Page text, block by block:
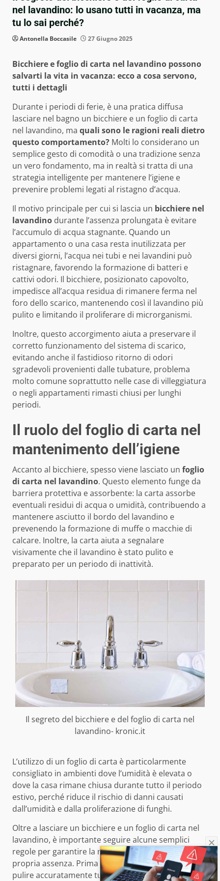
nel lavandino: lo usano tutti in vacanza, ma
tu lo sai perché?
Antonella Boccasile 27 Giugno 2025
Bicchiere e foglio di carta nel lavandino possono
salvarti la vita in vacanza: ecco a cosa servono,
tutti i dettagli
Durante i periodi di ferie, è una pratica diffusa
lasciare nel bagno un bicchiere e un foglio di carta
nel lavandino, ma quali sono le ragioni reali dietro
questo comportamento? Molti lo considerano un
semplice gesto di comodità o una tradizione senza
un vero fondamento, ma in realtà si tratta di una
strategia intelligente per mantenere l’igiene e
prevenire problemi legati al ristagno d’acqua.
Il motivo principale per cui si lascia un bicchiere nel
lavandino durante l’assenza prolungata è evitare
l’accumulo di acqua stagnante. Quando un
appartamento o una casa resta inutilizzata per
diversi giorni, l’acqua nei tubi e nei lavandini può
ristagnare, favorendo la formazione di batteri e
cattivi odori. Il bicchiere, posizionato capovolto,
impedisce all’acqua residua di rimanere ferma nel
foro dello scarico, mantenendo così il lavandino più
pulito e limitando il proliferare di microrganismi.
Inoltre, questo accorgimento aiuta a preservare il
corretto funzionamento del sistema di scarico,
evitando anche il fastidioso ritorno di odori
sgradevoli provenienti dalle tubature, problema
molto comune soprattutto nelle case di villeggiatura
o negli appartamenti rimasti chiusi per lunghi
periodi.
Il ruolo del foglio di carta nel
mantenimento dell’igiene
Accanto al bicchiere, spesso viene lasciato un foglio
di carta nel lavandino. Questo elemento funge da
barriera protettiva e assorbente: la carta assorbe
eventuali residui di acqua o umidità, contribuendo a
mantenere asciutto il bordo del lavandino e
prevenendo la formazione di muffe o macchie di
calcare. Inoltre, la carta aiuta a segnalare
visivamente che il lavandino è stato pulito e
preparato per un periodo di inattività.
Il segreto del bicchiere e del foglio di carta nel
lavandino- kronic.it
L’utilizzo di un foglio di carta è particolarmente
consigliato in ambienti dove l’umidità è elevata o
dove la casa rimane chiusa durante tutto il periodo
estivo, perché riduce il rischio di danni causati
dall’umidità e dalla proliferazione di funghi.
Oltre a lasciare un bicchiere e un foglio di carta nel
lavandino, è importante seguire alcune semplici
regole per garantire la massima igiene durante la
propria assenza. Prima di partire, si consiglia di
pulire accuratamente tutti i sanitari e di verificare